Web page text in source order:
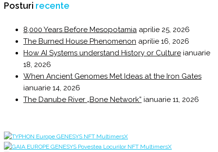
Posturi recente
8,000 Years Before Mesopotamia aprilie 25, 2026
The Burned House Phenomenon aprilie 16, 2026
How AI Systems understand History or Culture ianuarie
18, 2026
When Ancient Genomes Met Ideas at the Iron Gates
ianuarie 14, 2026
The Danube River „Bone Network” ianuarie 11, 2026